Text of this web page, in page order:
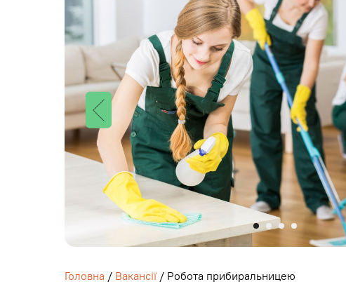
Головна / Вакансії/ Робота прибиральницею